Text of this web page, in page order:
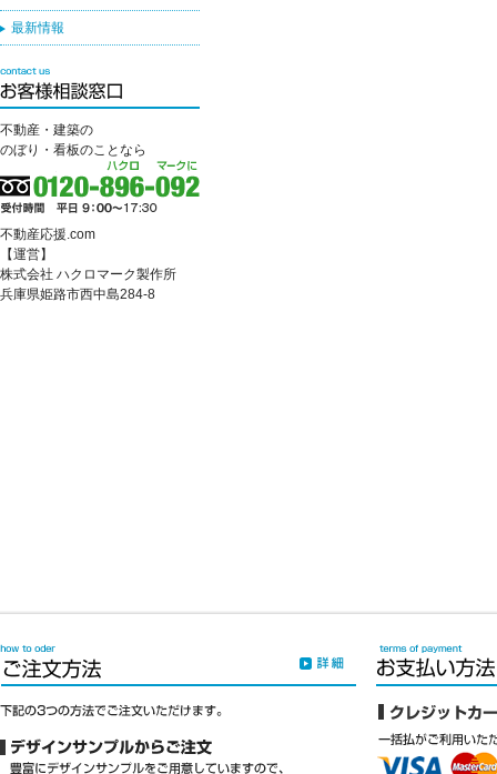
最新情報
不動産・建築の
のぼり・看板のことなら
不動産応援.com
【運営】
株式会社 ハクロマーク製作所
兵庫県姫路市西中島284-8